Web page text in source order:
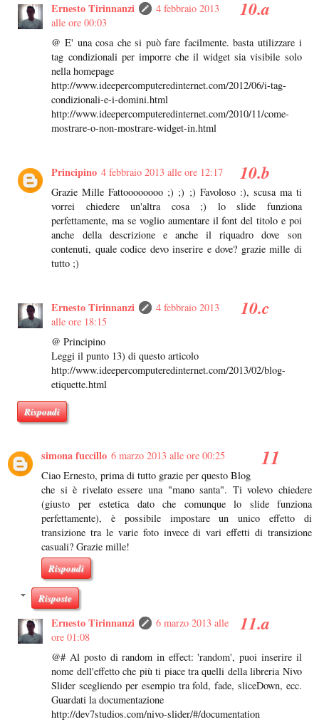
Ernesto Tirinnanzi
4 febbraio 2013
alle ore 00:03
@ E' una cosa che si può fare facilmente. basta utilizzare i
tag condizionali per imporre che il widget sia visibile solo
nella homepage
http://www.ideepercomputeredinternet.com/2012/06/i-tag-
condizionali-e-i-domini.html
http://www.ideepercomputeredinternet.com/2010/11/come-
mostrare-o-non-mostrare-widget-in.html
Principino 4 febbraio 2013 alle ore 12:17
Grazie Mille Fattoooooooo ;) ;) ;) Favoloso :), scusa ma ti
vorrei chiedere un'altra cosa ;) lo slide funziona
perfettamente, ma se voglio aumentare il font del titolo e poi
anche della descrizione e anche il riquadro dove son
contenuti, quale codice devo inserire e dove? grazie mille di
tutto ;)
Ernesto Tirinnanzi
4 febbraio 2013
alle ore 18:15
@ Principino
Leggi il punto 13) di questo articolo
http://www.ideepercomputeredinternet.com/2013/02/blog-
etiquette.html
Rispondi
simona fuccillo 6 marzo 2013 alle ore 00:25
Ciao Ernesto, prima di tutto grazie per questo Blog
che si è rivelato essere una "mano santa". Ti volevo chiedere
(giusto per estetica dato che comunque lo slide funziona
perfettamente), è possibile impostare un unico effetto di
transizione tra le varie foto invece di vari effetti di transizione
casuali? Grazie mille!
Rispondi
Risposte
Ernesto Tirinnanzi
6 marzo 2013 alle
ore 01:08
@# Al posto di random in effect: 'random', puoi inserire il
nome dell'effetto che più ti piace tra quelli della libreria Nivo
Slider scegliendo per esempio tra fold, fade, sliceDown, ecc.
Guardati la documentazione
http://dev7studios.com/nivo-slider/#/documentation